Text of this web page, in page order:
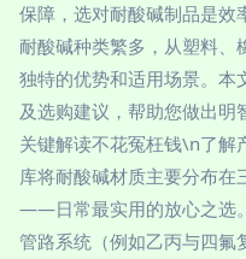
保障，选对耐酸碱制品是效
耐酸碱种类繁多，从塑料
独特的优势和适用场景。本
及选购建议，帮助您做出
关键解读不花冤枉钱\n了解
库将耐酸碱材质主要分布
——日常最实用的放心之选
管路系统（例如乙丙与四氟